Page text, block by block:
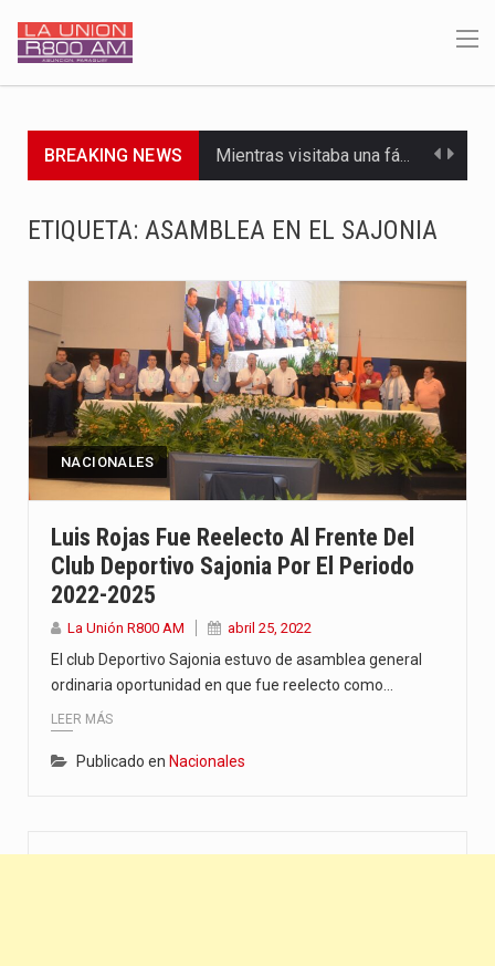
BREAKING NEWS Mientras visitaba una fábrica de armamentos en San Paulo, el…
El presidente de la República se encontraba en el aeropuerto…
Una familia atravesó momentos de extrema tensión durante la madrugada…
Fretes se refirió concretamente al recorrido que realizó este jueves…
El amanecer de este miércoles se caracteriza por un ambiente…
ETIQUETA: ASAMBLEA EN EL SAJONIA
NACIONALES
Luis Rojas Fue Reelecto Al Frente Del
Club Deportivo Sajonia Por El Periodo
2022-2025
La Unión R800 AM abril 25, 2022
El club Deportivo Sajonia estuvo de asamblea general
ordinaria oportunidad en que fue reelecto como…
LEER MÁS
Publicado en Nacionales